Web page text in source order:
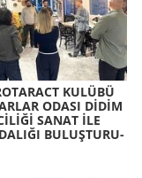
KU­LÜ­BÜ
ODASI DİDİM
SANAT İLE
BU­LUŞ­TU­RU­